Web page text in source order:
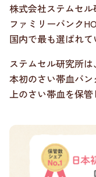
株式会社ステムセ
ファミリーバンク
国内で最も選ばれて
ステムセル研究所
本初のさい帯血バ
上のさい帯血を保管